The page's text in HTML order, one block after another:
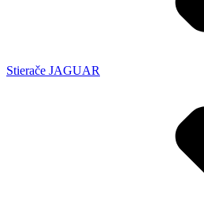
Stierače JAGUAR